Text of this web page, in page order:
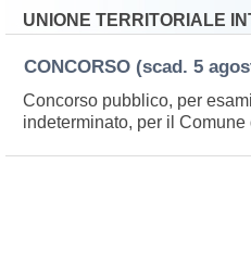
UNIONE TERRITORIALE
CONCORSO (scad. 5
Concorso pubblico, per
indeterminato, per il Comune